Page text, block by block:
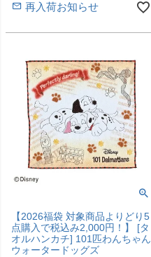
再入荷お知らせ
【2026福袋 対象商品よりどり5
点購入で税込み2,000円！】 [タ
オルハンカチ] 101匹わんちゃん
ウォータードッグズ